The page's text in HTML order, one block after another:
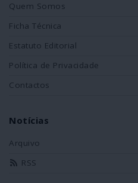
Quem Somos
Ficha Técnica
Estatuto Editorial
Política de Privacidade
Contactos
Notícias
Arquivo
RSS